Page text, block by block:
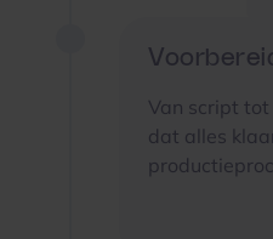
Van script
dat alles